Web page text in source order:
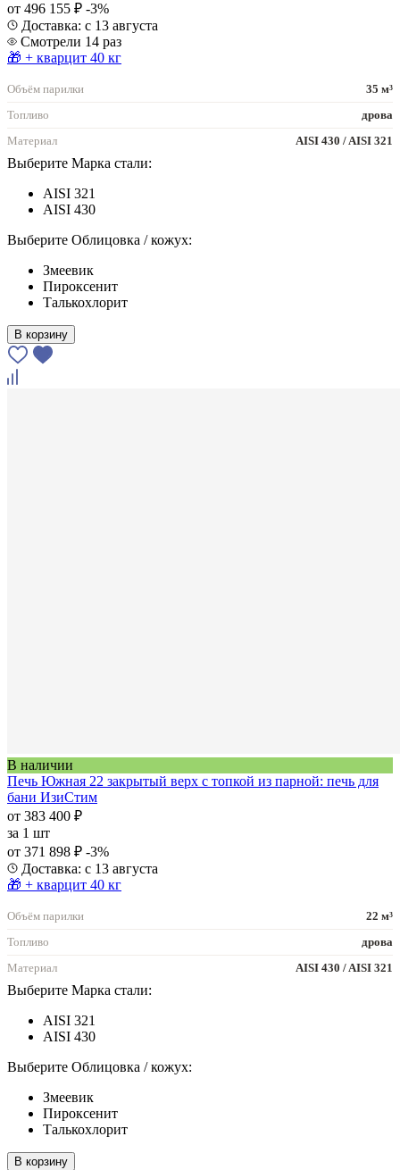
от 496 155 ₽ -3%
Доставка: с 13 августа
Смотрели 14 раз
🎁 + кварцит 40 кг
Объём парилки
35 м³
Топливо
дрова
Материал
AISI 430 / AISI 321
Выберите Марка стали:
AISI 321
AISI 430
Выберите Облицовка / кожух:
Змеевик
Пироксенит
Талькохлорит
В корзину
В наличии
Печь Южная 22 закрытый верх с топкой из парной: печь для
бани ИзиСтим
от 383 400 ₽
за 1 шт
от 371 898 ₽ -3%
Доставка: с 13 августа
🎁 + кварцит 40 кг
Объём парилки
22 м³
Топливо
дрова
Материал
AISI 430 / AISI 321
Выберите Марка стали:
AISI 321
AISI 430
Выберите Облицовка / кожух:
Змеевик
Пироксенит
Талькохлорит
В корзину